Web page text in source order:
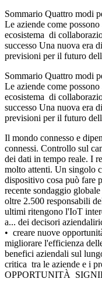
Sommario Quattro modi
Le aziende come
ecosistema di
successo Una nuova era
previsioni per il futuro
Sommario Quattro modi
Le aziende come
ecosistema di
successo Una nuova era
previsioni per il futuro
Il mondo connesso e
connessi. Controllo sul
dei dati in tempo reale. I
molto attenti. Un singolo
dispositivo cosa può fare
recente sondaggio
oltre 2.500 responsabili
ultimi ritengono l'IoT
a... dei decisori
• creare nuove
migliorare l'efficienza
benefici aziendali sul
critica tra le aziende e i
OPPORTUNITÀ